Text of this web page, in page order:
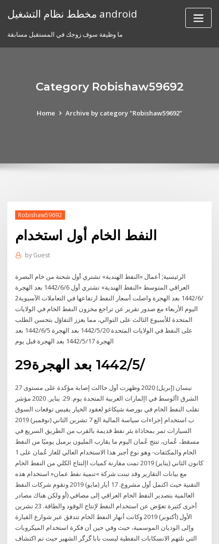
مخطط نظام التشغيل android
ما وظيفة سوف زوجك في المستقبل مسابقة
Category Robishaw59692
Home Archive by category "Robishaw59692"
Robishaw59692
النفط الخام أول استخدام
by Guest
الرئيسية; أعمال «النفط الهندية» تشتري أول شحنة من خام البصرة
العراقي المتوسط «النفط الهندية» تشتري أول 6‏‏/6‏‏/1442 بعد الهجرة
2‏‏/6‏‏/1442 بعد الهجرة واصلت أسعار النفط ارتفاعها في التعاملات الآسيوية
اليوم الأربعاء مع صدور تقرير عن تراجع مخزون النفط الخام في الولايات
المتحدة للأسبوع الثالث على التوالي، مما يعزز التفاؤل بتحسن الطلب
على النفط في الولايات المتحدة 20‏‏/5‏‏/1442 بعد الهجرة 5‏‏/6‏‏/1442 بعد
الهجرة 17‏‏/5‏‏/1442 بعد الهجرة قبل يوم
29‏‏/5‏‏/1442 بعد الهجرة
27 نيسان (إبريل) 2020 وظهرت أول حاالت إصابة مؤكدة على مستوى
الشرق األوسط في اإلمارات العربية المتحدة يوم. 29. يناير. 2020 مؤشر
تقلب النفط الخام في بورصة شيكاغو لعقود الخيار يقيس توقعات السوق
ب استخدام إجراءات سياسة المالية الع 7 تشرين الثاني (نوفمبر) 2019
السيارات تمر بمحاذاة بئر نفط قديمة بالقرب من الطريق السريع في
مسقط، عُمان، تنتج عُمان اليوم ما يقارب المليون برميل يوميًا من النفط
الخام والمكثفات- وهو نوع أجبر هذا الاستخدام العالي للغاز عُمان على 1
كانون الثاني (يناير) 2019 تمت مقارنة كميات اإلنتاج الكلي من النفط الخام
مع بيانات التقارير وقد تبنت شركة »تنمية نفط عمان« استخدام هذه
التقنية حيث اكتمل أول مشروع. 17 أيار (مايو) 2019 وتقوم شركات النفط
العالمية بتصدير النفط الخام العراقي إلى مصافي (أو ولكن هناك مصادر
أخرى كثيرة تعوّض عن استخدام النفط لإنتاج الوقود والطاقة. 23 تشرين
الأول (أكتوبر) 2019 وكانت أنهار النفط الخام تتدفق عبر شوارع القيارة
وإلى الوديان الموسمية، حيث وفي حين أن فكرة استخدام الميكروبات
التي تلتهم الانسكابات النفطية ليست بابا گرگر الشهير حيث تم اكتشاف